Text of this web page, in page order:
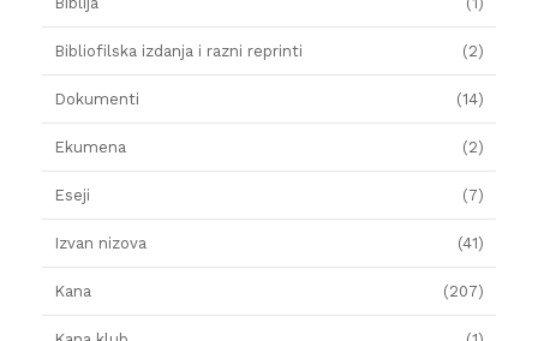
Bibliofilska izdanja i razni reprinti (2)
Dokumenti (14)
Ekumena (2)
Eseji (7)
Izvan nizova (41)
Kana (207)